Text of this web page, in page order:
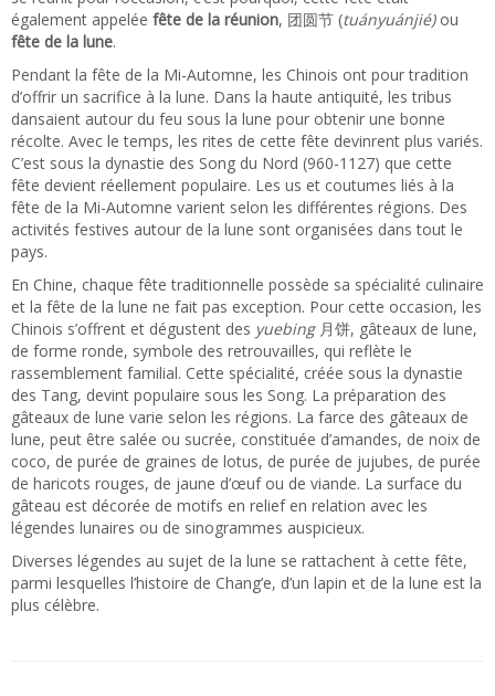
également appelée fête de la réunion, 团圆节 (tuányuánjié) ou
fête de la lune.
Pendant la fête de la Mi-Automne, les Chinois ont pour tradition
d’offrir un sacrifice à la lune. Dans la haute antiquité, les tribus
dansaient autour du feu sous la lune pour obtenir une bonne
récolte. Avec le temps, les rites de cette fête devinrent plus variés.
C’est sous la dynastie des Song du Nord (960-1127) que cette
fête devient réellement populaire. Les us et coutumes liés à la
fête de la Mi-Automne varient selon les différentes régions. Des
activités festives autour de la lune sont organisées dans tout le
pays.
En Chine, chaque fête traditionnelle possède sa spécialité culinaire
et la fête de la lune ne fait pas exception. Pour cette occasion, les
Chinois s’offrent et dégustent des yuebing月饼, gâteaux de lune,
de forme ronde, symbole des retrouvailles, qui reflète le
rassemblement familial. Cette spécialité, créée sous la dynastie
des Tang, devint populaire sous les Song. La préparation des
gâteaux de lune varie selon les régions. La farce des gâteaux de
lune, peut être salée ou sucrée, constituée d’amandes, de noix de
coco, de purée de graines de lotus, de purée de jujubes, de purée
de haricots rouges, de jaune d’œuf ou de viande. La surface du
gâteau est décorée de motifs en relief en relation avec les
légendes lunaires ou de sinogrammes auspicieux.
Diverses légendes au sujet de la lune se rattachent à cette fête,
parmi lesquelles l’histoire de Chang’e, d’un lapin et de la lune est la
plus célèbre.